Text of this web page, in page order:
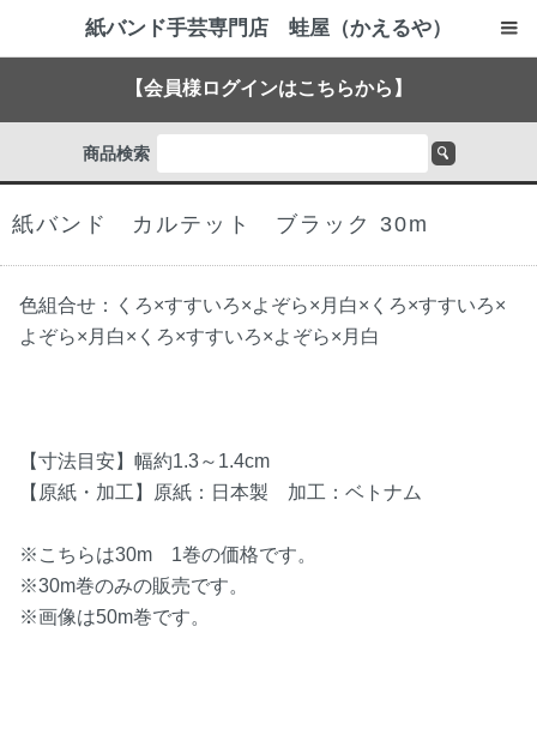
紙バンド手芸専門店 蛙屋（かえるや）
【会員様ログインはこちらから】
商品検索
紙バンド カルテット ブラック 30m
色組合せ： くろ×すすいろ×よぞら× 月白× くろ×すすいろ×
よぞら× 月白× くろ×すすいろ×よぞら× 月白
【寸法目安】幅約1.3～1.4cm
【原紙・加工】原紙：日本製 加工：ベトナム
※こちらは30m 1巻の価格です。
※30m巻のみの販売です。
※画像は50m巻です。